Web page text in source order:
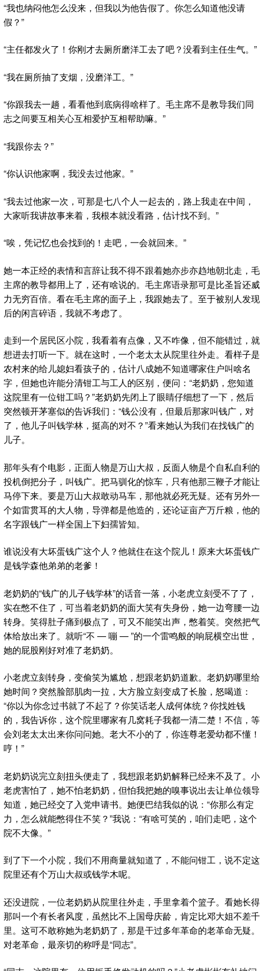
“我也纳闷他怎么没来，但我以为他告假了。你怎么知道他没请
假？”
“主任都发火了！你刚才去厕所磨洋工去了吧？没看到主任生气。”
“我在厕所抽了支烟，没磨洋工。”
“你跟我去一趟，看看他到底病得啥样了。毛主席不是教导我们同
志之间要互相关心互相爱护互相帮助嘛。”
“我跟你去？”
“你认识他家啊，我没去过他家。”
“我去过他家一次，可那是七八个人一起去的，路上我走在中间，
大家听我讲故事来着，我根本就没看路，估计找不到。”
“唉，凭记忆也会找到的！走吧，一会就回来。”
她一本正经的表情和言辞让我不得不跟着她亦步亦趋地朝北走，毛
主席的教导都用上了，还有啥说的。毛主席语录那可是比圣旨还威
力无穷百倍。看在毛主席的面子上，我跟她去了。至于被别人发现
后的闲言碎语，我就不考虑了。
走到一个居民区小院，我看着有点像，又不咋像，但不能错过，就
想进去打听一下。就在这时，一个老太太从院里往外走。看样子是
农村来的给儿媳妇看孩子的，估计八成她不知道哪家住户叫啥名
字，但她也许能分清钳工与工人的区别，便问：“老奶奶，您知道
这院里有一位钳工吗？”老奶奶先闭上了眼睛仔细想了一下，然后
突然顿开茅塞似的告诉我们：“钱公没有，但最后那家叫钱广，对
了，他儿子叫钱学林，挺高的对不？”看来她认为我们在找钱广的
儿子。
那年头有个电影，正面人物是万山大叔，反面人物是个自私自利的
投机倒把分子，叫钱广。把马驯化的惊车，只有他那三鞭子才能让
马停下来。要是万山大叔敢动马车，那他就必死无疑。还有另外一
个如雷贯耳的大人物，导弹都是他造的，还论证亩产万斤粮，他的
名字跟钱广一样全国上下妇孺皆知。
谁说没有大坏蛋钱广这个人？他就住在这个院儿！原来大坏蛋钱广
是钱学森他弟弟的老爹！
老奶奶的“钱广的儿子钱学林”的话音一落，小老虎立刻受不了了，
实在憋不住了，可当着老奶奶的面大笑有失身份，她一边弯腰一边
转身。笑得肚子痛到极点了，可又不能笑出声，憋着笑。突然把气
体给放出来了。就听“不 — 嘣 — ”的一个雷鸣般的响屁横空出世，
她的屁股刚好对准了老奶奶。
小老虎立刻转身，变偷笑为尴尬，想跟老奶奶道歉。老奶奶哪里给
她时间？突然脸部肌肉一拉，大方脸立刻变成了长脸，怒喝道：
“你以为你念过书就了不起了？你笑话老人成何体统？你找姓钱
的，我告诉你，这个院里哪家有几窝耗子我都一清二楚！不信，等
会刘老太太出来你问问她。老大不小的了，你连尊老爱幼都不懂！
哼！”
老奶奶说完立刻扭头便走了，我想跟老奶奶解释已经来不及了。小
老虎害怕了，她不怕老奶奶，但怕我把她的嗅事说出去让单位领导
知道，她已经交了入党申请书。她便巴结我似的说：“你那么有定
力，怎么就能憋得住不笑？”我说：“有啥可笑的，咱们走吧，这个
院不大像。”
到了下一个小院，我们不用商量就知道了，不能问钳工，说不定这
院里还有个万山大叔或钱学木呢。
还没进院，一位老奶奶从院里往外走，手里拿着个篮子。看她长得
那叫一个有长者风度，虽然比不上国母庆龄，肯定比邓大姐不差千
里。这可不敢称她为老奶奶了，那是干过多年革命的老革命无疑。
对老革命，最亲切的称呼是“同志”。